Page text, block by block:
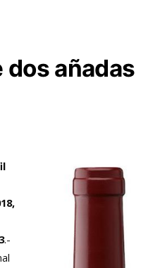
dos añadas
.-